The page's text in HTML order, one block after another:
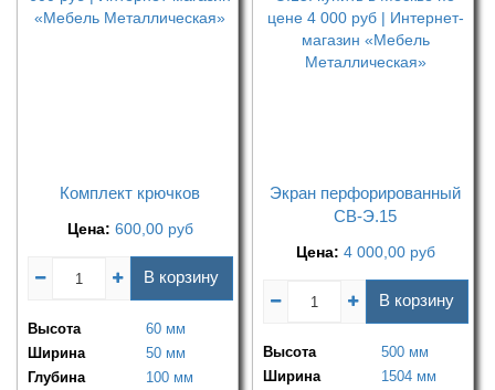
Комплект крючков
Цена: 600,00 руб
В корзину
Высота
60 мм
Ширина
50 мм
Глубина
100 мм
Экран перфорированный
СВ-Э.15
Цена: 4 000,00 руб
В корзину
Высота
500 мм
Ширина
1504 мм